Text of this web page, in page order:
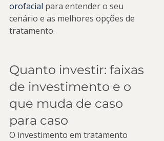
orofacial para entender o seu
cenário e as melhores opções de
tratamento.
Quanto investir: faixas
de investimento e o
que muda de caso
para caso
O investimento em tratamento